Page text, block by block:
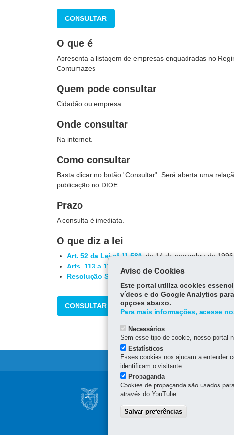
CONSULTAR
O que é
Apresenta a listagem de empresas enquadradas no
Contumazes
Quem pode consultar
Cidadão ou empresa.
Onde consultar
Na internet.
Como consultar
Basta clicar no botão "Consultar". Será aberta uma
publicação no DIOE.
Prazo
A consulta é imediata.
O que diz a lei
Art. 52 da Lei nº 11.580, de 14 de novembro de
Arts. 113 a 119 do RICMS
Resolução SEFA nº 36, de 30 de janeiro de 2018.
CONSULTAR
Navegação
principal
SECRETARIA DA
Sede administrativa (não há
Av. Vicente Machado, 445 -
Aviso de Cookies
Este portal utiliza cookies
vídeos e do Google Analytics
opções abaixo.
Para mais informações, acesse
Necessários
Sem esse tipo de cookie, nosso portal
Estatísticos
Esses cookies nos ajudam a entender
identificam o visitante.
Propaganda
Cookies de propaganda são usados
através do YouTube.
Salvar preferências